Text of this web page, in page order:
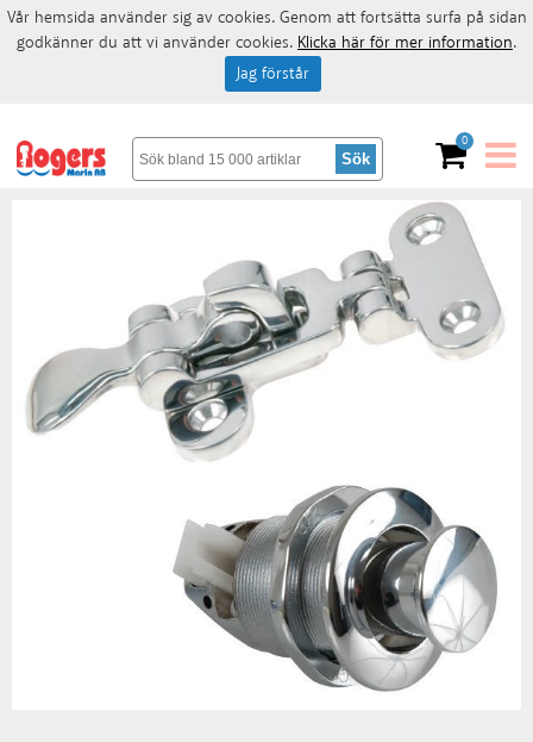
0
Vår hemsida använder sig av cookies. Genom att fortsätta surfa på sidan
godkänner du att vi använder cookies. Klicka här för mer information.
Jag förstår